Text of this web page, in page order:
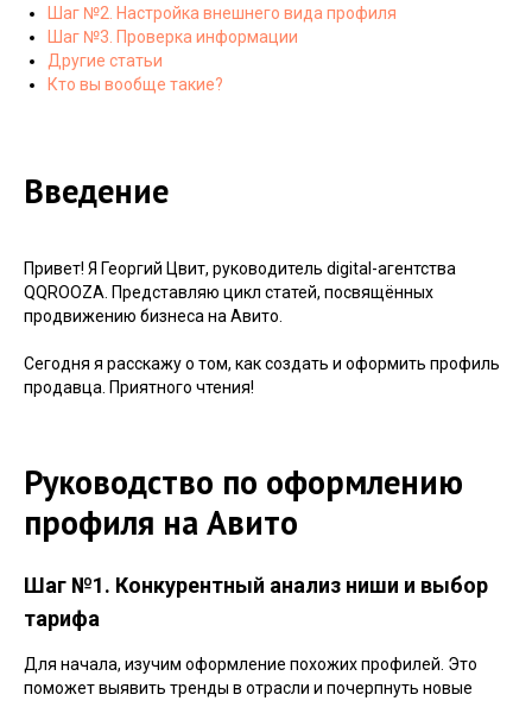
Шаг №2. Настройка внешнего вида профиля
Шаг №3. Проверка информации
Другие статьи
Кто вы вообще такие?
Введение
Привет! Я Георгий Цвит, руководитель digital-агентства
QQROOZA. Представляю цикл статей, посвящённых
продвижению бизнеса на Авито.
Сегодня я расскажу о том, как создать и оформить профиль
продавца. Приятного чтения!
Руководство по оформлению
профиля на Авито
Шаг №1. Конкурентный анализ ниши и выбор
тарифа
Для начала, изучим оформление похожих профилей. Это
поможет выявить тренды в отрасли и почерпнуть новые